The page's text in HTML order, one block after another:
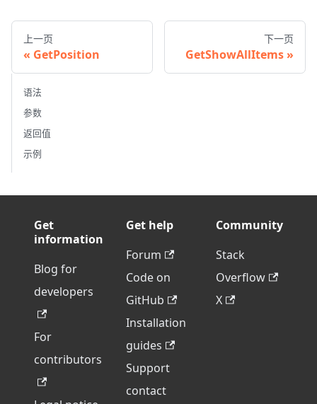
上一页
GetPosition
下一页
GetShowAllItems
语法
参数
返回值
示例
Get
information
Blog for
developers
For
contributors
Get help
Forum
Code on
GitHub
Installation
guides
Support
contact
Community
Stack
Overflow
X